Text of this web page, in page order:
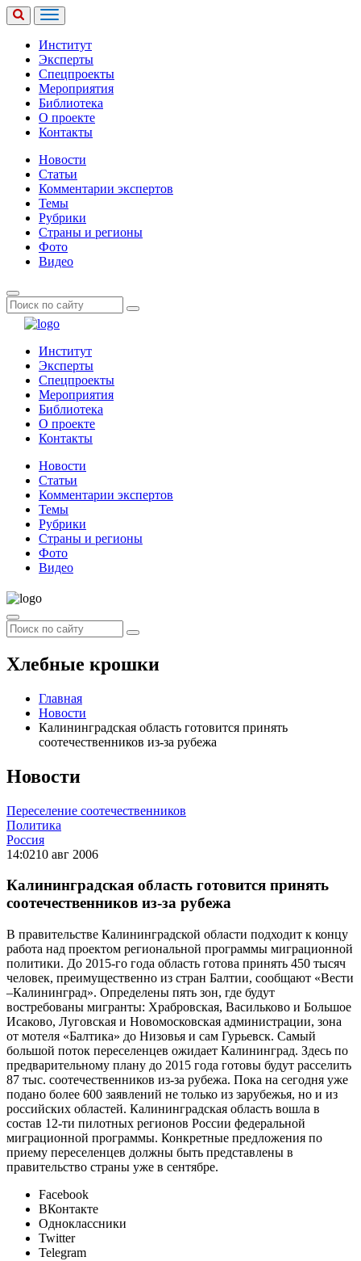
Институт
Эксперты
Спецпроекты
Мероприятия
Библиотека
О проекте
Контакты
Новости
Статьи
Комментарии экспертов
Темы
Рубрики
Страны и регионы
Фото
Видео
Институт
Эксперты
Спецпроекты
Мероприятия
Библиотека
О проекте
Контакты
Новости
Статьи
Комментарии экспертов
Темы
Рубрики
Страны и регионы
Фото
Видео
Хлебные крошки
Главная
Новости
Калининградская область готовится принять
соотечественников из-за рубежа
Новости
Переселение соотечественников
Политика
Россия
14:0210 авг 2006
Калининградская область готовится принять
соотечественников из-за рубежа
В правительстве Калининградской области подходит к концу
работа над проектом региональной программы миграционной
политики. До 2015-го года область готова принять 450 тысяч
человек, преимущественно из стран Балтии, сообщают «Вести
–Калининград». Определены пять зон, где будут
востребованы мигранты: Храбровская, Васильково и Большое
Исаково, Луговская и Новомосковская администрации, зона
от мотеля «Балтика» до Низовья и сам Гурьевск. Самый
большой поток переселенцев ожидает Калининград. Здесь по
предварительному плану до 2015 года готовы будут расселить
87 тыс. соотечественников из-за рубежа. Пока на сегодня уже
подано более 600 заявлений не только из зарубежья, но и из
российских областей. Калининградская область вошла в
состав 12-ти пилотных регионов России федеральной
миграционной программы. Конкретные предложения по
приему переселенцев должны быть представлены в
правительство страны уже в сентябре.
Facebook
ВКонтакте
Одноклассники
Twitter
Telegram